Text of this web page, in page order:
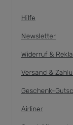
Hilfe
Newsletter
Widerruf &
Versand &
Geschenk-
Airliner